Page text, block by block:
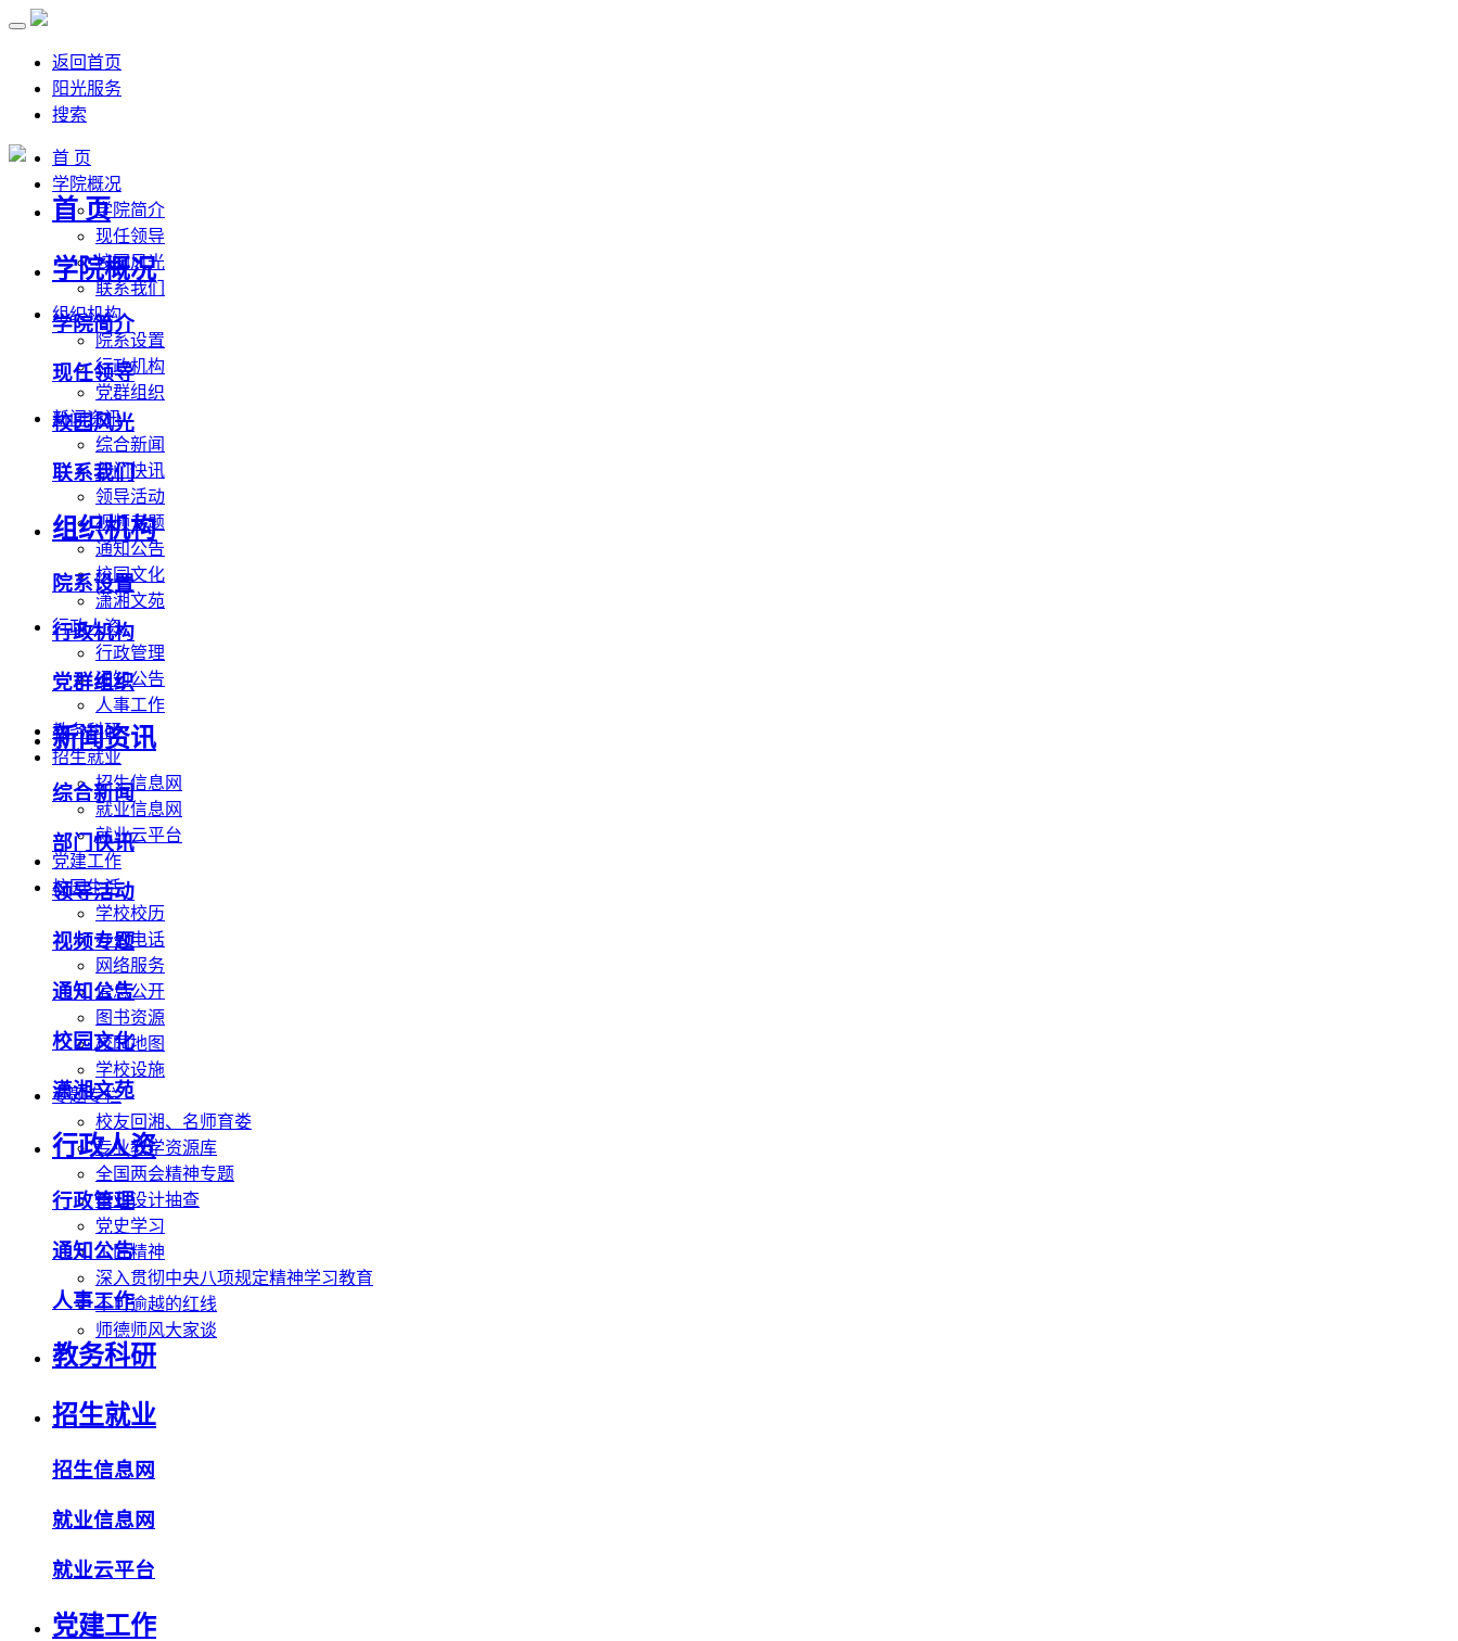
返回首页
阳光服务
搜索
首 页
学院概况
学院简介
现任领导
校园风光
联系我们
组织机构
院系设置
行政机构
党群组织
新闻资讯
综合新闻
部门快讯
领导活动
视频专题
通知公告
校园文化
潇湘文苑
行政人资
行政管理
通知公告
人事工作
教务科研
招生就业
招生信息网
就业信息网
就业云平台
党建工作
校园生活
学校校历
办公电话
网络服务
信息公开
图书资源
校园地图
学校设施
专题专栏
校友回湘、名师育娄
专业教学资源库
全国两会精神专题
毕业设计抽查
党史学习
工匠精神
深入贯彻中央八项规定精神学习教育
不可逾越的红线
师德师风大家谈
首 页
学院概况
学院简介
现任领导
校园风光
联系我们
组织机构
院系设置
行政机构
党群组织
新闻资讯
综合新闻
部门快讯
领导活动
视频专题
通知公告
校园文化
潇湘文苑
行政人资
行政管理
通知公告
人事工作
教务科研
招生就业
招生信息网
就业信息网
就业云平台
党建工作